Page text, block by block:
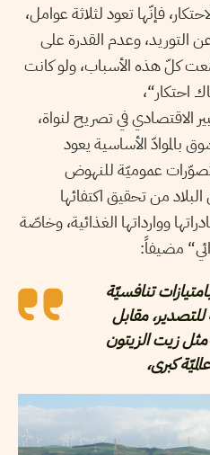
فإنّها تعود لثلاثة عوامل،
التوريد، وعدم القدرة على
كلّ هذه الأسباب، ولو كانت
احتكار“،
الاقتصادي في تصريح لنواة،
بالموادّ الأساسية يعود
عموميّة للنهوض
من تحقيق اكتفائها
ووارداتها الغذائية، وخاصّة
مضيفاً:
تنافسيّة
للتصدير، مقابل
مثل زيت الزيتون
كبرى،